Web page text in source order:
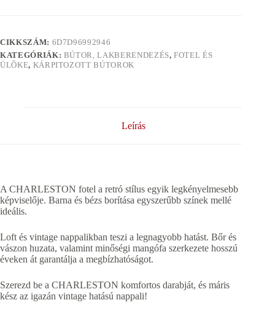
CIKKSZÁM: 6D7D96992946
KATEGÓRIÁK: BÚTOR, LAKBERENDEZÉS,FOTEL ÉS
ÜLÕKE, KÁRPITOZOTT BÚTOROK
Leírás
A CHARLESTON fotel a retró stílus egyik legkényelmesebb
képviselője. Barna és bézs borítása egyszerűbb színek mellé
ideális.
Loft és vintage nappalikban teszi a legnagyobb hatást. Bőr és
vászon huzata, valamint minőségi mangófa szerkezete hosszú
éveken át garantálja a megbízhatóságot.
Szerezd be a CHARLESTON komfortos darabját, és máris
kész az igazán vintage hatású nappali!